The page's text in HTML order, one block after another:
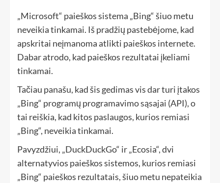
„Microsoft“ paieškos sistema „Bing“ šiuo metu
neveikia tinkamai. Iš pradžių pastebėjome, kad
apskritai neįmanoma atlikti paieškos internete.
Dabar atrodo, kad paieškos rezultatai įkeliami
tinkamai.
Tačiau panašu, kad šis gedimas vis dar turi įtakos
„Bing“ programų programavimo sąsajai (API), o
tai reiškia, kad kitos paslaugos, kurios remiasi
„Bing“, neveikia tinkamai.
Pavyzdžiui, „DuckDuckGo“ ir „Ecosia“, dvi
alternatyvios paieškos sistemos, kurios remiasi
„Bing“ paieškos rezultatais, šiuo metu nepateikia